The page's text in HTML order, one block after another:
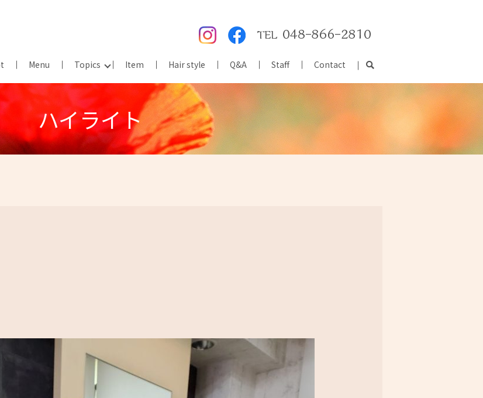
Menu Topics Item Hair style Q&A Staff Contact
ハイライト